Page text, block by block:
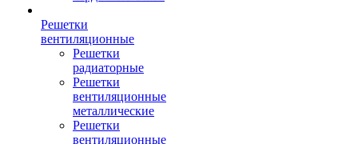
Решетки
вентиляционные
Решетки
радиаторные
Решетки
вентиляционные
металлические
Решетки
вентиляционные